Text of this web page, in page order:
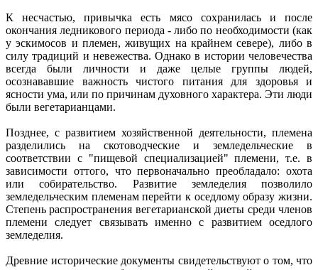
К несчастью, привычка есть мясо сохранилась и после
окончания ледникового периода - либо по необходимости (как
у эскимосов и племен, живущих на крайнем севере), либо в
силу традиций и невежества. Однако в истории человечества
всегда были личности и даже целые группы людей,
осознававшие важность чистого питания для здоровья и
ясности ума, или по причинам духовного характера. Эти люди
были вегетарианцами.
Позднее, с развитием хозяйственной деятельности, племена
разделились на скотоводческие и земледельческие в
соответствии с "пищевой специализацией" племени, т.е. в
зависимости оттого, что первоначально преобладало: охота
или собирательство. Развитие земледелия позволило
земледельческим племенам перейти к оседлому образу жизни.
Степень распространения вегетарианской диеты среди членов
племени следует связывать именно с развитием оседлого
земледелия.
Древние исторические документы свидетельствуют о том, что